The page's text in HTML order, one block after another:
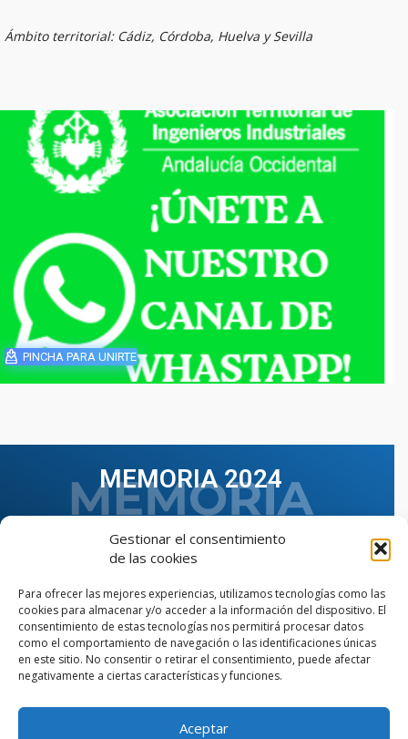
Gestionar el consentimiento
de las cookies
Para ofrecer las mejores experiencias, utilizamos tecnologías como las
cookies para almacenar y/o acceder a la información del dispositivo. El
consentimiento de estas tecnologías nos permitirá procesar datos
como el comportamiento de navegación o las identificaciones únicas
en este sitio. No consentir o retirar el consentimiento, puede afectar
negativamente a ciertas características y funciones.
Aceptar
Ámbito territorial: Cádiz, Córdoba, Huelva y Sevilla
PINCHA PARA UNIRTE
MEMORIA 2024